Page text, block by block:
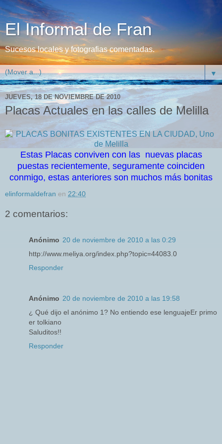
El Informal de Fran
Sucesos locales y fotografias comentadas.
▼
JUEVES, 18 DE NOVIEMBRE DE 2010
Placas Actuales en las calles de Melilla
Estas Placas conviven con las nuevas placas
puestas recientemente, seguramente coinciden
conmigo, estas anteriores son muchos más bonitas
elinformaldefran en 22:40
2 comentarios:
Anónimo 20 de noviembre de 2010 a las 0:29
http://www.meliya.org/index.php?topic=44083.0
Responder
Anónimo 20 de noviembre de 2010 a las 19:58
¿ Qué dijo el anónimo 1? No entiendo ese lenguajeEr primo
er tolkiano
Saluditos!!
Responder